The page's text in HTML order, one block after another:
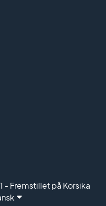
- Fremstillet på Korsika